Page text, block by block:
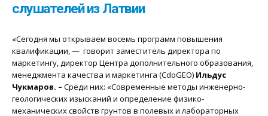
слушателей из Латвии
«Сегодня мы открываем восемь программ повышения
квалификации, — говорит заместитель директора по
маркетингу, директор Центра дополнительного образования,
менеджмента качества и маркетинга (CdoGEO) Ильдус
Чукмаров. – Среди них: «Современные методы инженерно-
геологических изысканий и определение физико-
механических свойств грунтов в полевых и лабораторных